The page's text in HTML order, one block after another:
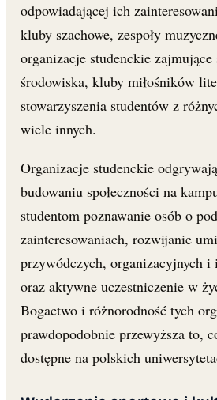
odpowiadającej ich
kluby szachowe, zespoły
organizacje studenckie zajmujące
środowiska, kluby miłośników
stowarzyszenia studentów z
wiele innych.
Organizacje studenckie
budowaniu społeczności na
studentom poznawanie osób o
zainteresowaniach, rozwijanie
przywódczych, organizacyjnych i
oraz aktywne uczestniczenie w
Bogactwo i różnorodność tych
prawdopodobnie przewyższa to,
dostępne na polskich